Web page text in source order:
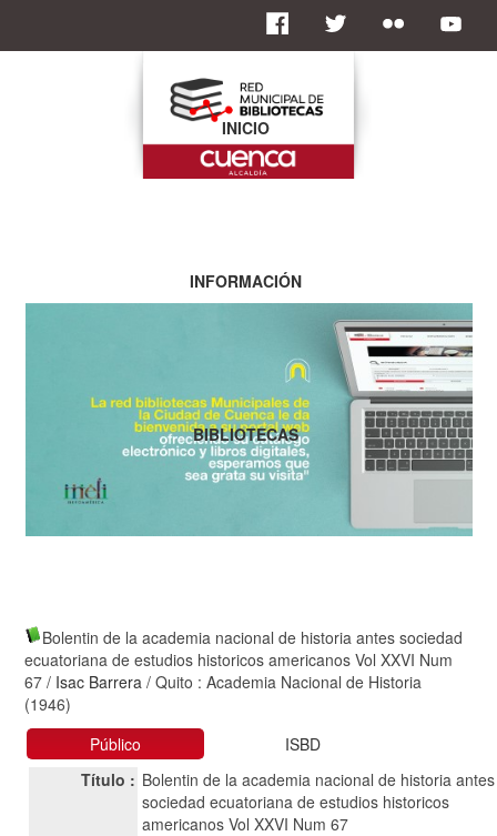
Bolentin de la academia nacional de historia antes sociedad
ecuatoriana de estudios historicos americanos Vol XXVI Num
67 / Isac Barrera / Quito : Academia Nacional de Historia
(1946)
Público
ISBD
Título : Bolentin de la academia nacional de historia antes
sociedad ecuatoriana de estudios historicos
americanos Vol XXVI Num 67
INICIO
INFORMACIÓN
BIBLIOTECAS